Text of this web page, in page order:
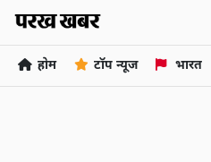
होम टॉप न्यूज भारत